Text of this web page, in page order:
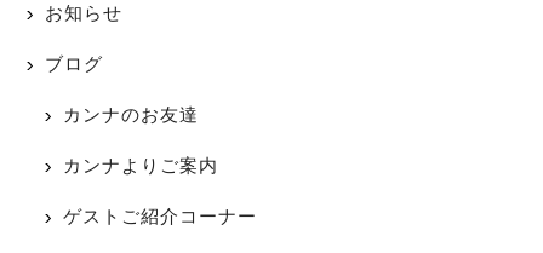
お知らせ
ブログ
カンナのお友達
カンナよりご案内
ゲストご紹介コーナー